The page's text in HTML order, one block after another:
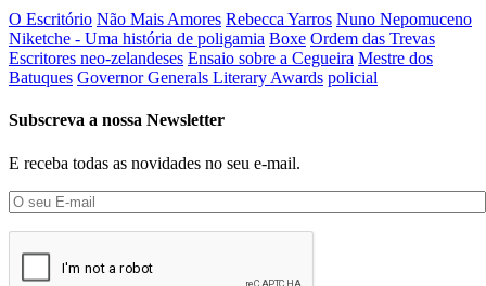
O Escritório Não Mais Amores Rebecca Yarros Nuno Nepomuceno
Niketche - Uma história de poligamia Boxe Ordem das Trevas
Escritores neo-zelandeses Ensaio sobre a Cegueira Mestre dos
Batuques Governor Generals Literary Awards policial
Subscreva a nossa Newsletter
E receba todas as novidades no seu e-mail.